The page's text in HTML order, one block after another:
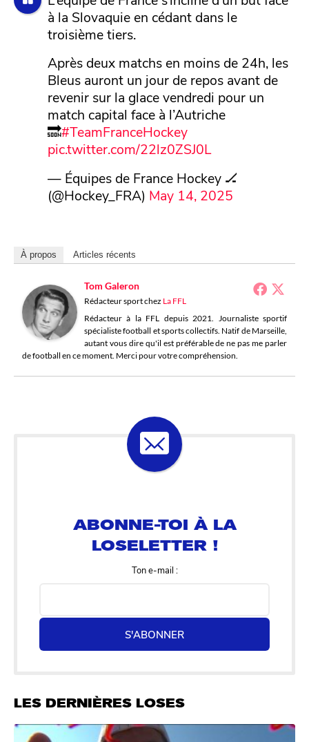
à la Slovaquie en cédant dans le
troisième tiers.
Après deux matchs en moins de 24h, les
Bleus auront un jour de repos avant de
revenir sur la glace vendredi pour un
match capital face à l’Autriche
🔜#TeamFranceHockey
pic.twitter.com/22lz0ZSJ0L
— Équipes de France Hockey 🏒
(@Hockey_FRA) May 14, 2025
À propos Articles récents
Tom Galeron
Rédacteur sportchez La FFL
Rédacteur à la FFL depuis 2021. Journaliste sportif
spécialiste football et sports collectifs. Natif de Marseille,
autant vous dire qu'il est préférable de ne pas me parler
de football en ce moment. Merci pour votre compréhension.
Ton e-mail :
S'ABONNER
LES DERNIÈRES LOSES